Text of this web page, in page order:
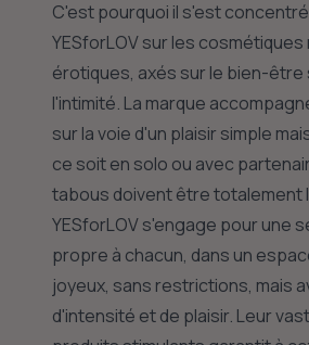
C'est pourquoi il s'est
YESforLOV sur les
érotiques, axés sur le bien-être
l'intimité. La marque
sur la voie d'un plaisir simple
ce soit en solo ou avec
tabous doivent être totalement
YESforLOV s'engage pour une
propre à chacun, dans un
joyeux, sans restrictions, mais
d'intensité et de plaisir. Leur